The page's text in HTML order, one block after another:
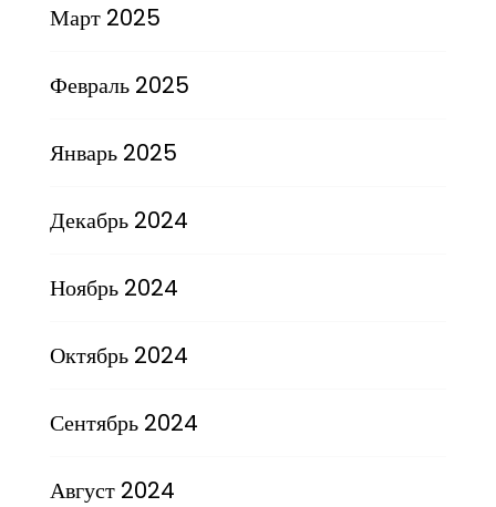
Март 2025
Февраль 2025
Январь 2025
Декабрь 2024
Ноябрь 2024
Октябрь 2024
Сентябрь 2024
Август 2024